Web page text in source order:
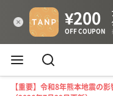
【重要】令和8年熊本地震の